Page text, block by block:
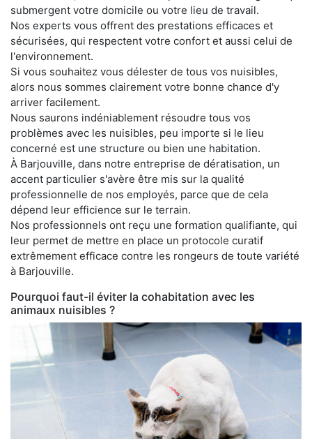
submergent votre domicile ou votre lieu de travail.
Nos experts vous offrent des prestations efficaces et
sécurisées, qui respectent votre confort et aussi celui de
l'environnement.
Si vous souhaitez vous délester de tous vos nuisibles,
alors nous sommes clairement votre bonne chance d'y
arriver facilement.
Nous saurons indéniablement résoudre tous vos
problèmes avec les nuisibles, peu importe si le lieu
concerné est une structure ou bien une habitation.
À Barjouville, dans notre entreprise de dératisation, un
accent particulier s'avère être mis sur la qualité
professionnelle de nos employés, parce que de cela
dépend leur efficience sur le terrain.
Nos professionnels ont reçu une formation qualifiante, qui
leur permet de mettre en place un protocole curatif
extrêmement efficace contre les rongeurs de toute variété
à Barjouville.
Pourquoi faut-il éviter la cohabitation avec les
animaux nuisibles ?